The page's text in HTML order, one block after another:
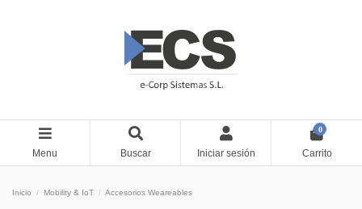
Menu Buscar Iniciar sesión
0
Carrito
Inicio Mobility & IoT Accesorios Weareables